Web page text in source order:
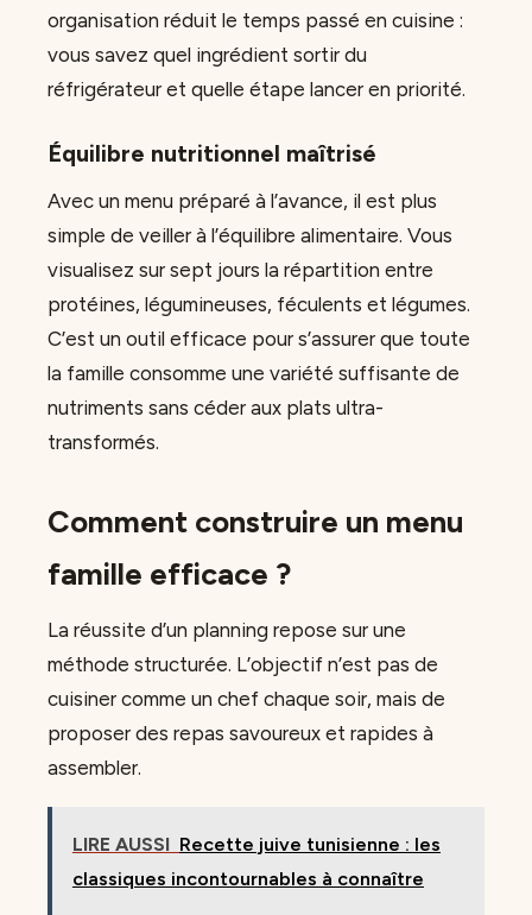
organisation réduit le temps passé en cuisine :
vous savez quel ingrédient sortir du
réfrigérateur et quelle étape lancer en priorité.
Équilibre nutritionnel maîtrisé
Avec un menu préparé à l’avance, il est plus
simple de veiller à l’équilibre alimentaire. Vous
visualisez sur sept jours la répartition entre
protéines, légumineuses, féculents et légumes.
C’est un outil efficace pour s’assurer que toute
la famille consomme une variété suffisante de
nutriments sans céder aux plats ultra-
transformés.
Comment construire un menu
famille efficace ?
La réussite d’un planning repose sur une
méthode structurée. L’objectif n’est pas de
cuisiner comme un chef chaque soir, mais de
proposer des repas savoureux et rapides à
assembler.
LIRE AUSSI Recette juive tunisienne : les
classiques incontournables à connaître